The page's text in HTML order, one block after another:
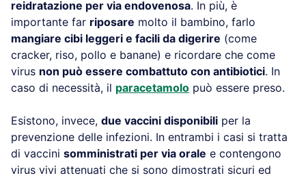
reidratazione per via endovenosa. In più, è
importante far riposare molto il bambino, farlo
mangiare cibi leggeri e facili da digerire (come
cracker, riso, pollo e banane) e ricordare che come
virus non può essere combattuto con antibiotici. In
caso di necessità, il paracetamolo può essere preso.
Esistono, invece, due vaccini disponibili per la
prevenzione delle infezioni. In entrambi i casi si tratta
di vaccini somministrati per via orale e contengono
virus vivi attenuati che si sono dimostrati sicuri ed